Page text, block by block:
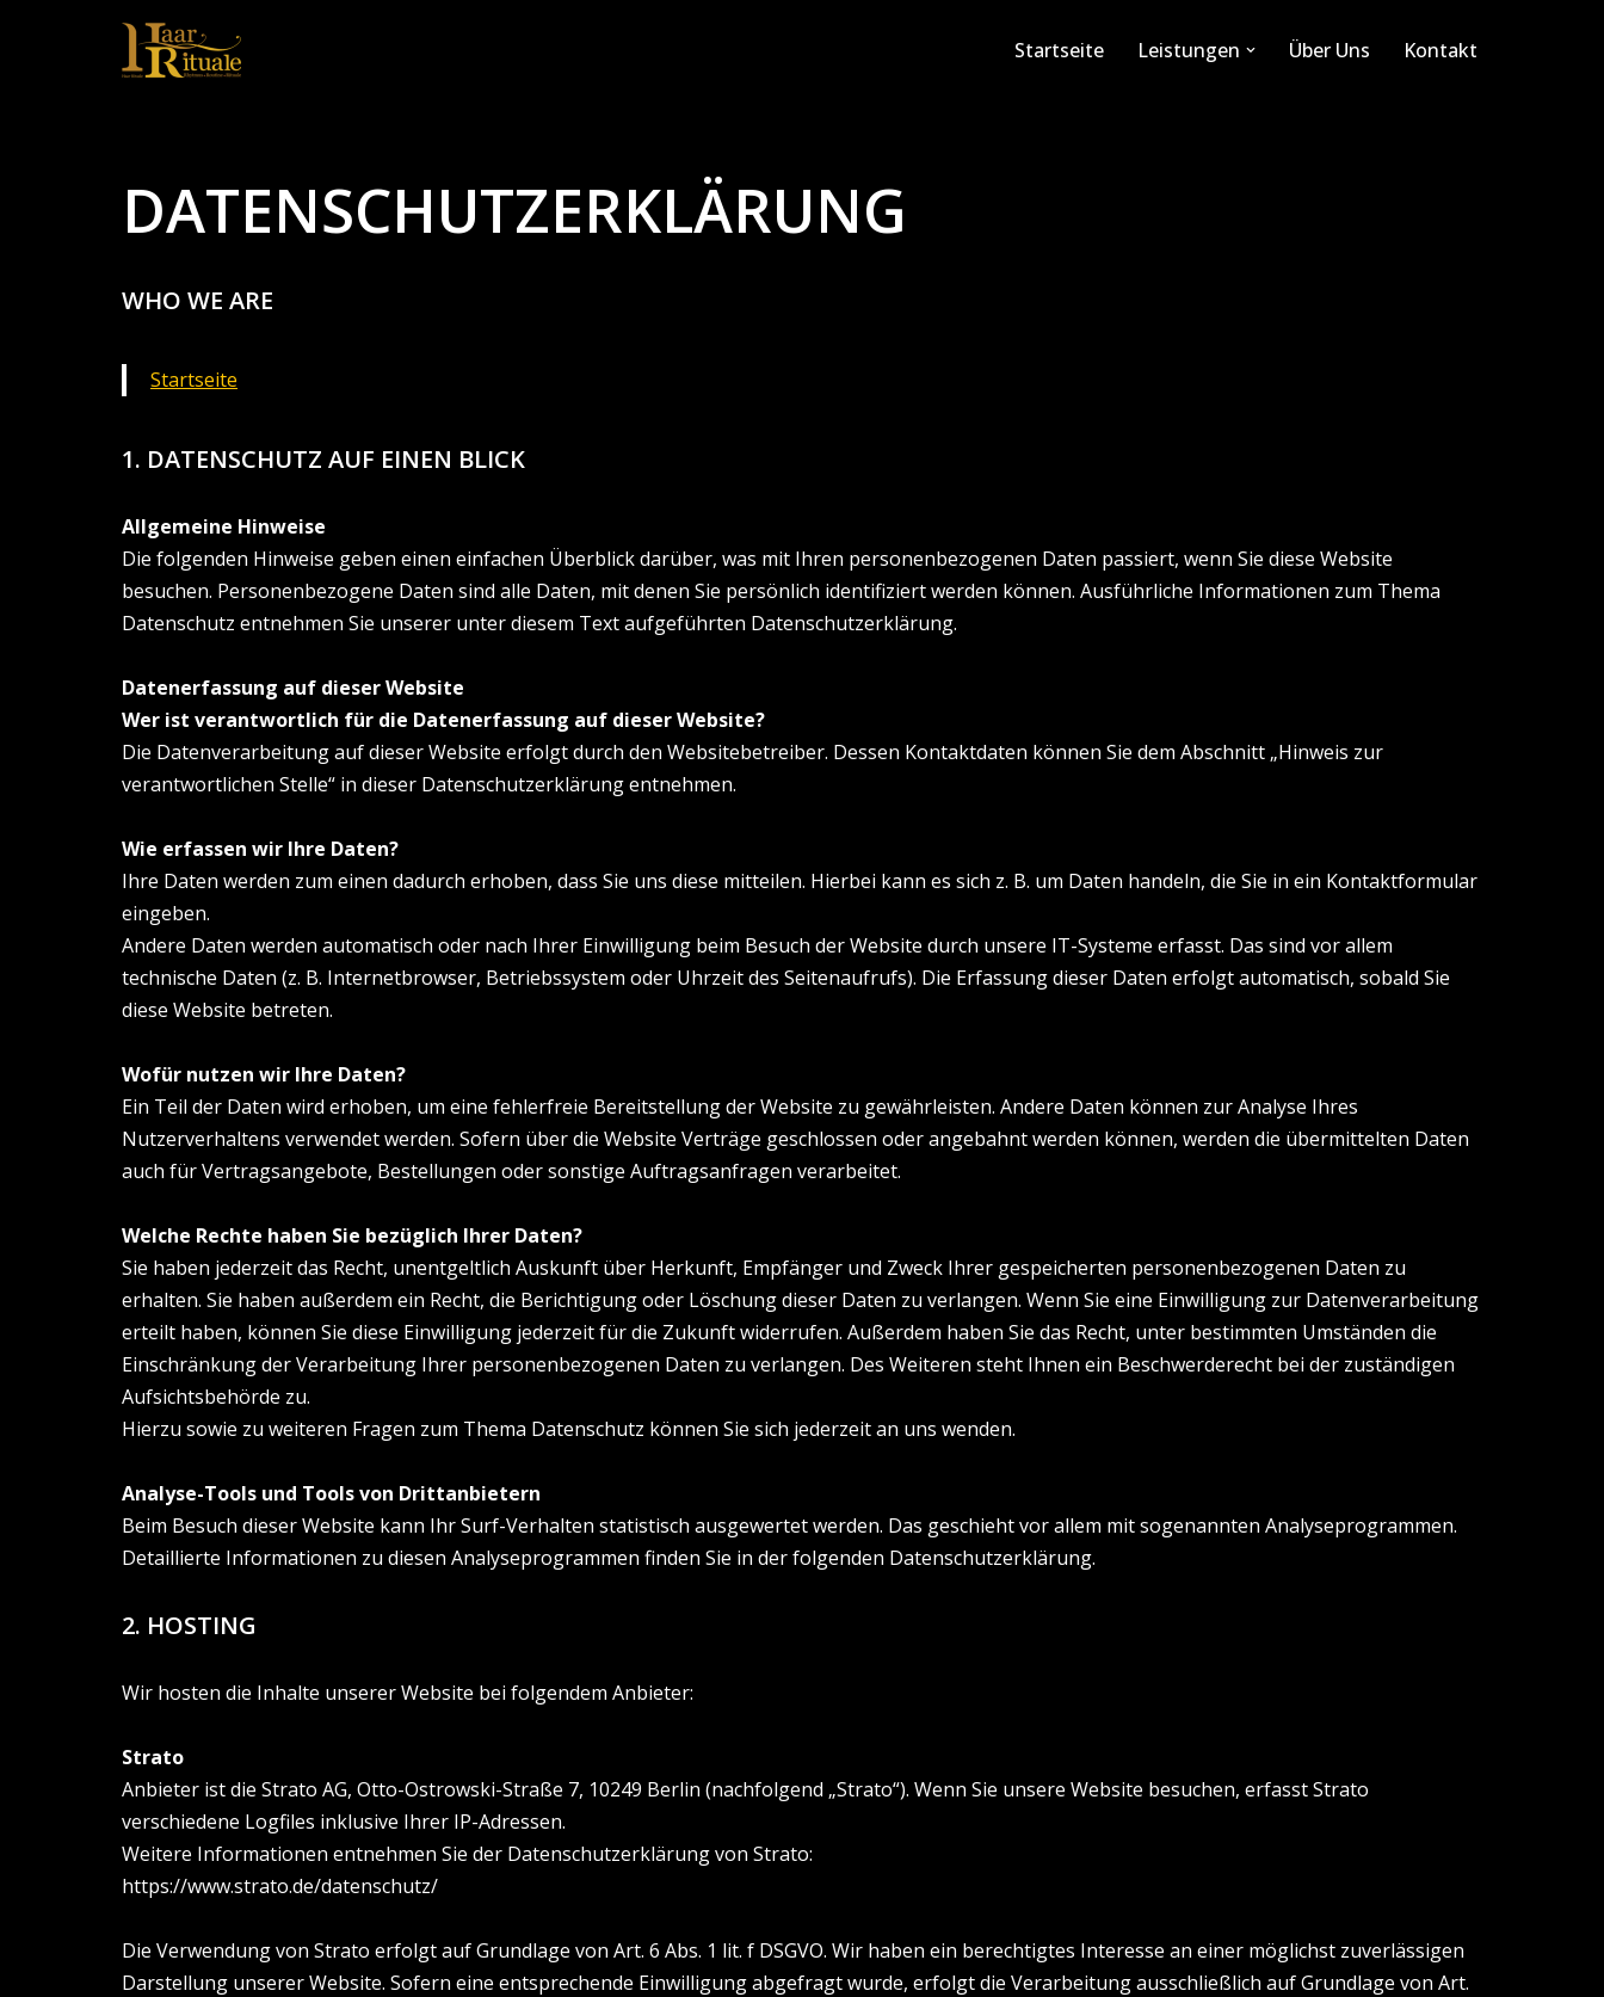
Startseite Leistungen Über Uns Kontakt
DATENSCHUTZERKLÄRUNG
WHO WE ARE
Startseite
1. DATENSCHUTZ AUF EINEN BLICK
Allgemeine Hinweise
Die folgenden Hinweise geben einen einfachen Überblick darüber, was mit Ihren personenbezogenen Daten passiert, wenn Sie diese Website
besuchen. Personenbezogene Daten sind alle Daten, mit denen Sie persönlich identifiziert werden können. Ausführliche Informationen zum Thema
Datenschutz entnehmen Sie unserer unter diesem Text aufgeführten Datenschutzerklärung.
Datenerfassung auf dieser Website
Wer ist verantwortlich für die Datenerfassung auf dieser Website?
Die Datenverarbeitung auf dieser Website erfolgt durch den Websitebetreiber. Dessen Kontaktdaten können Sie dem Abschnitt „Hinweis zur
verantwortlichen Stelle“ in dieser Datenschutzerklärung entnehmen.
Wie erfassen wir Ihre Daten?
Ihre Daten werden zum einen dadurch erhoben, dass Sie uns diese mitteilen. Hierbei kann es sich z. B. um Daten handeln, die Sie in ein Kontaktformular
eingeben.
Andere Daten werden automatisch oder nach Ihrer Einwilligung beim Besuch der Website durch unsere IT-Systeme erfasst. Das sind vor allem
technische Daten (z. B. Internetbrowser, Betriebssystem oder Uhrzeit des Seitenaufrufs). Die Erfassung dieser Daten erfolgt automatisch, sobald Sie
diese Website betreten.
Wofür nutzen wir Ihre Daten?
Ein Teil der Daten wird erhoben, um eine fehlerfreie Bereitstellung der Website zu gewährleisten. Andere Daten können zur Analyse Ihres
Nutzerverhaltens verwendet werden. Sofern über die Website Verträge geschlossen oder angebahnt werden können, werden die übermittelten Daten
auch für Vertragsangebote, Bestellungen oder sonstige Auftragsanfragen verarbeitet.
Welche Rechte haben Sie bezüglich Ihrer Daten?
Sie haben jederzeit das Recht, unentgeltlich Auskunft über Herkunft, Empfänger und Zweck Ihrer gespeicherten personenbezogenen Daten zu
erhalten. Sie haben außerdem ein Recht, die Berichtigung oder Löschung dieser Daten zu verlangen. Wenn Sie eine Einwilligung zur Datenverarbeitung
erteilt haben, können Sie diese Einwilligung jederzeit für die Zukunft widerrufen. Außerdem haben Sie das Recht, unter bestimmten Umständen die
Einschränkung der Verarbeitung Ihrer personenbezogenen Daten zu verlangen. Des Weiteren steht Ihnen ein Beschwerderecht bei der zuständigen
Aufsichtsbehörde zu.
Hierzu sowie zu weiteren Fragen zum Thema Datenschutz können Sie sich jederzeit an uns wenden.
Analyse-Tools und Tools von Drittanbietern
Beim Besuch dieser Website kann Ihr Surf-Verhalten statistisch ausgewertet werden. Das geschieht vor allem mit sogenannten Analyseprogrammen.
Detaillierte Informationen zu diesen Analyseprogrammen finden Sie in der folgenden Datenschutzerklärung.
2. HOSTING
Wir hosten die Inhalte unserer Website bei folgendem Anbieter:
Strato
Anbieter ist die Strato AG, Otto-Ostrowski-Straße 7, 10249 Berlin (nachfolgend „Strato“). Wenn Sie unsere Website besuchen, erfasst Strato
verschiedene Logfiles inklusive Ihrer IP-Adressen.
Weitere Informationen entnehmen Sie der Datenschutzerklärung von Strato:
https://www.strato.de/datenschutz/
Die Verwendung von Strato erfolgt auf Grundlage von Art. 6 Abs. 1 lit. f DSGVO. Wir haben ein berechtigtes Interesse an einer möglichst zuverlässigen
Darstellung unserer Website. Sofern eine entsprechende Einwilligung abgefragt wurde, erfolgt die Verarbeitung ausschließlich auf Grundlage von Art.